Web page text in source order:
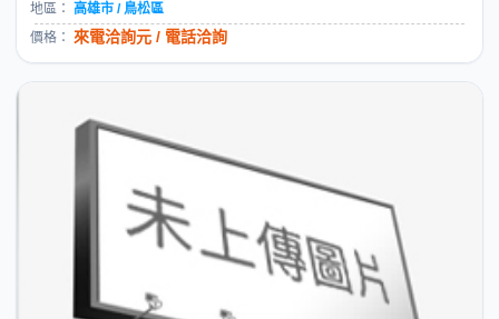
地區：
高雄市 / 鳥松區
價格： 來電洽詢元 / 電話洽詢